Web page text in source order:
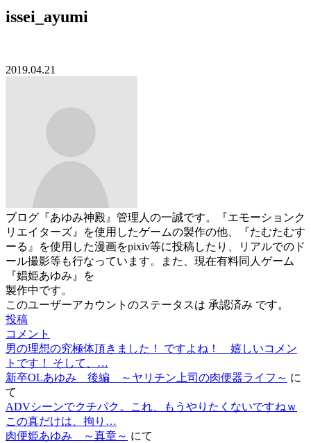
issei_ayumi
2019.04.21
ブログ『あゆみ神殿』管理人の一誠です。『エモーションク
リエイターズ』を使用したゲームの製作の他、『たむたむす
ーる』を使用した漫画をpixiv等に投稿したり、リアルでのド
ール撮影等も行なっています。また、現在有料同人ゲーム
『娼姫あゆみ』を
製作中です。
このユーザーアカウントのステータスは 承認済み です。
投稿
コメント
男の理想の究極体頂きました！ ですよね！ 嬉しいコメン
トです！ そして、…
新卒OLあゆみ 後編 ～ヤリチン上司の肉便器ライフ～ に
て
ADVシーンでクチパク。これ、もうやりたくないですねｗ
この真だけは、拘り…
肉便姫あゆみ ～真章～ にて